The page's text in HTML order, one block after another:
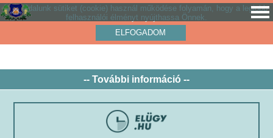
Weboldalunk sütiket (cookie) használ működése folyamán, hogy a legjobb
felhasználói élményt nyújthassa Önnek.
ELFOGADOM
-- További információ --